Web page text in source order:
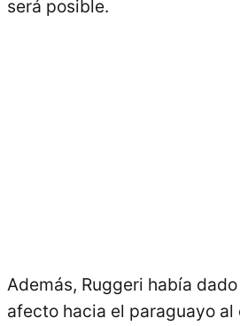
será posible.
Además, Ruggeri había
afecto hacia el paraguayo